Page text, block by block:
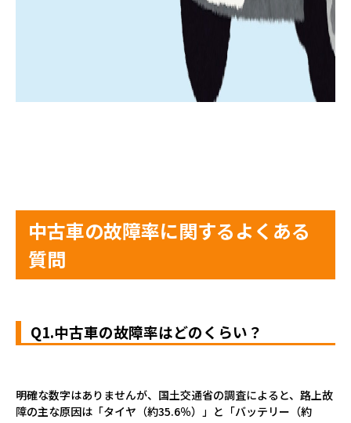
中古車の故障率に関するよくある
質問
Q1.中古車の故障率はどのくらい？
明確な数字はありませんが、国土交通省の調査によると、路上故
障の主な原因は「タイヤ（約35.6％）」と「バッテリー（約